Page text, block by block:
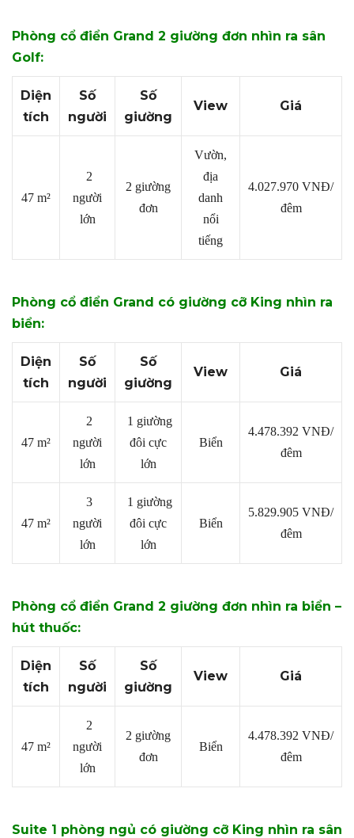
Phòng cổ điển Grand 2 giường đơn nhìn ra sân
Golf:
Diện
tích
Số
người
Số
giường
View Giá
47 m²
2
người
lớn
2 giường
đơn
Vườn,
địa
danh
nổi
tiếng
4.027.970 VNĐ/
đêm
Phòng cổ điển Grand có giường cỡ King nhìn ra
biển:
Diện
tích
Số
người
Số
giường
View Giá
47 m²
2
người
lớn
1 giường
đôi cực
lớn
Biển
4.478.392 VNĐ/
đêm
47 m²
3
người
lớn
1 giường
đôi cực
lớn
Biển
5.829.905 VNĐ/
đêm
Phòng cổ điển Grand 2 giường đơn nhìn ra biển –
hút thuốc:
Diện
tích
Số
người
Số
giường
View Giá
47 m²
2
người
lớn
2 giường
đơn
Biển
4.478.392 VNĐ/
đêm
Suite 1 phòng ngủ có giường cỡ King nhìn ra sân